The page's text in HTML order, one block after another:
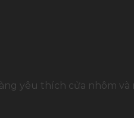
yêu thích cửa nhôm và